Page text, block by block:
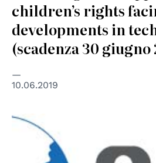
children’s rights
developments in
(scadenza 30 giugno
10.06.2019
© AHRI